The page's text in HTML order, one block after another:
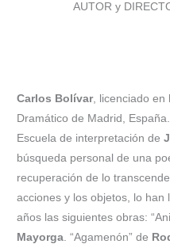
AUTOR y
Carlos Bolívar, licenciado en
Dramático de Madrid,
Escuela de interpretación de
búsqueda personal de una
recuperación de lo
acciones y los objetos, lo han
años las siguientes obras:
Mayorga . “Agamenón” de